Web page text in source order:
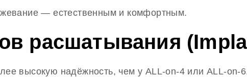
— естественным и комфортным.
расшатывания
высокую надёжность, чем у ALL-on-4 или ALL-on-